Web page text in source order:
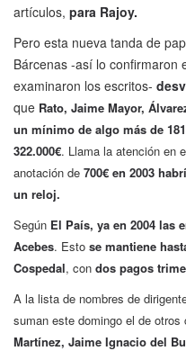
artículos, para Rajoy.
Pero esta nueva tanda de
Bárcenas -así lo confirmaron
examinaron los escritos-
que Rato, Jaime Mayor,
un mínimo de algo más de
322.000€. Llama la atención en
anotación de 700€ en 2003
un reloj.
Según El País, ya en 2004 las
Acebes. Esto se mantiene
Cospedal, con dos pagos
A la lista de nombres de
suman este domingo el de otros
Martínez, Jaime Ignacio del